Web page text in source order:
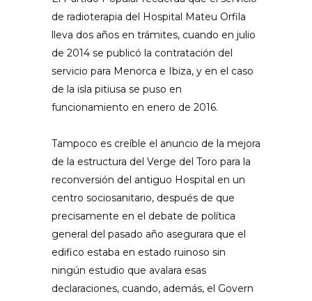
de radioterapia del Hospital Mateu Orfila
lleva dos años en trámites, cuando en julio
de 2014 se publicó la contratación del
servicio para Menorca e Ibiza, y en el caso
de la isla pitiusa se puso en
funcionamiento en enero de 2016.
Tampoco es creíble el anuncio de la mejora
de la estructura del Verge del Toro para la
reconversión del antiguo Hospital en un
centro sociosanitario, después de que
precisamente en el debate de política
general del pasado año asegurara que el
edifico estaba en estado ruinoso sin
ningún estudio que avalara esas
declaraciones, cuando, además, el Govern